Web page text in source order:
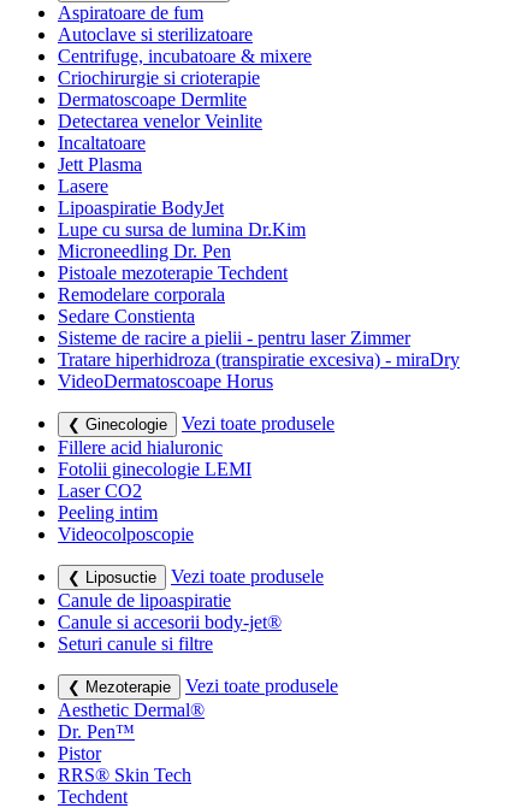
Aspiratoare de fum
Autoclave si sterilizatoare
Centrifuge, incubatoare & mixere
Criochirurgie si crioterapie
Dermatoscoape Dermlite
Detectarea venelor Veinlite
Incaltatoare
Jett Plasma
Lasere
Lipoaspiratie BodyJet
Lupe cu sursa de lumina Dr.Kim
Microneedling Dr. Pen
Pistoale mezoterapie Techdent
Remodelare corporala
Sedare Constienta
Sisteme de racire a pielii - pentru laser Zimmer
Tratare hiperhidroza (transpiratie excesiva) - miraDry
VideoDermatoscoape Horus
❮ Ginecologie
Vezi toate produsele
Fillere acid hialuronic
Fotolii ginecologie LEMI
Laser CO2
Peeling intim
Videocolposcopie
❮ Liposuctie
Vezi toate produsele
Canule de lipoaspiratie
Canule si accesorii body-jet®
Seturi canule si filtre
❮ Mezoterapie
Vezi toate produsele
Aesthetic Dermal®
Dr. Pen™
Pistor
RRS® Skin Tech
Techdent